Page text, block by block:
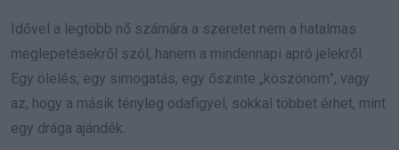
Idővel a legtöbb nő számára a szeretet nem a hatalmas
meglepetésekről szól, hanem a mindennapi apró jelekről.
Egy ölelés, egy simogatás, egy őszinte „köszönöm”, vagy
az, hogy a másik tényleg odafigyel, sokkal többet érhet, mint
egy drága ajándék.